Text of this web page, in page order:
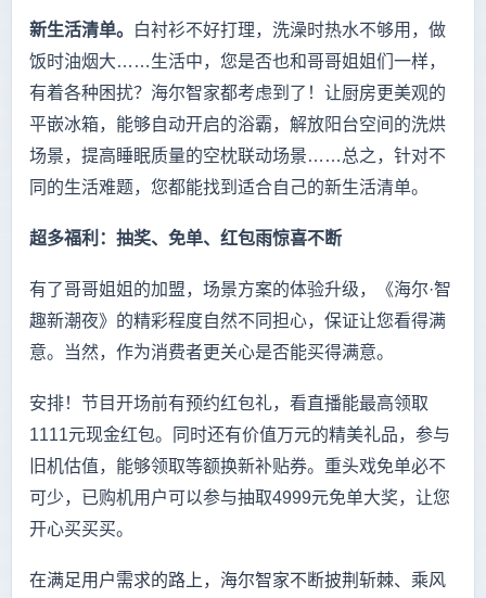
新生活清单。
白衬衫不好打理，洗澡时热水不够用，做
饭时油烟大……生活中，您是否也和哥哥姐姐们一样，
有着各种困扰？海尔智家都考虑到了！让厨房更美观的
平嵌冰箱，能够自动开启的浴霸，解放阳台空间的洗烘
场景，提高睡眠质量的空枕联动场景……总之，针对不
同的生活难题，您都能找到适合自己的新生活清单。
超多福利：抽奖、免单、红包雨惊喜不断
有了哥哥姐姐的加盟，场景方案的体验升级，《海尔·智
趣新潮夜》的精彩程度自然不同担心，保证让您看得满
意。当然，作为消费者更关心是否能买得满意。
安排！节目开场前有预约红包礼，看直播能最高领取
1111元现金红包。同时还有价值万元的精美礼品，参与
旧机估值，能够领取等额换新补贴券。重头戏免单必不
可少，已购机用户可以参与抽取4999元免单大奖，让您
开心买买买。
在满足用户需求的路上，海尔智家不断披荆斩棘、乘风